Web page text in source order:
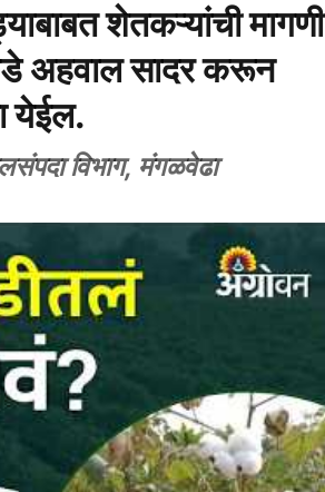
शेतकऱ्यांची मागणी
अहवाल सादर करून
येईल.
विभाग, मंगळवेढा